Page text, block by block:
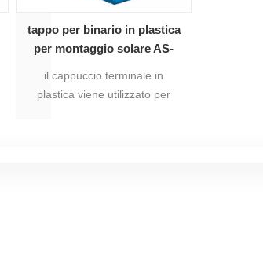
tappo per binario in plastica
per montaggio solare AS-
il cappuccio terminale in
plastica viene utilizzato per